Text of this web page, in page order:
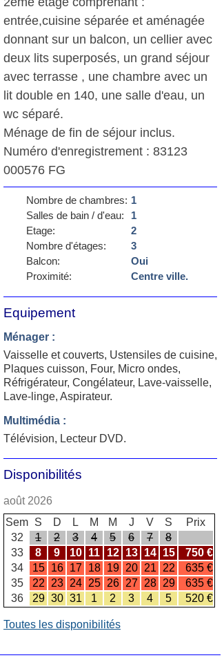
entrée,cuisine séparée et aménagée
donnant sur un balcon, un cellier avec
deux lits superposés, un grand séjour
avec terrasse , une chambre avec un
lit double en 140, une salle d'eau, un
wc séparé.
Ménage de fin de séjour inclus.
Numéro d'enregistrement : 83123
000576 FG
Nombre de chambres: 1
Salles de bain / d'eau:
1
Etage:
2
Nombre d'étages:
3
Balcon:
Oui
Proximité:
Centre ville.
Equipement
Ménager :
Vaisselle et couverts, Ustensiles de cuisine,
Plaques cuisson, Four, Micro ondes,
Réfrigérateur, Congélateur, Lave-vaisselle,
Lave-linge, Aspirateur.
Multimédia :
Télévision, Lecteur DVD.
Disponibilités
août 2026
Sem S D L M M J V S
Prix
32
1 2 3 4 5 6 7
8
33
8 9 10 11 12 13 14 15
750 €
34
15 16 17 18 19 20 21 22
635 €
35
22 23 24 25 26 27 28 29
635 €
36
29 30 31 1 2 3 4 5 520 €
Toutes les disponibilités